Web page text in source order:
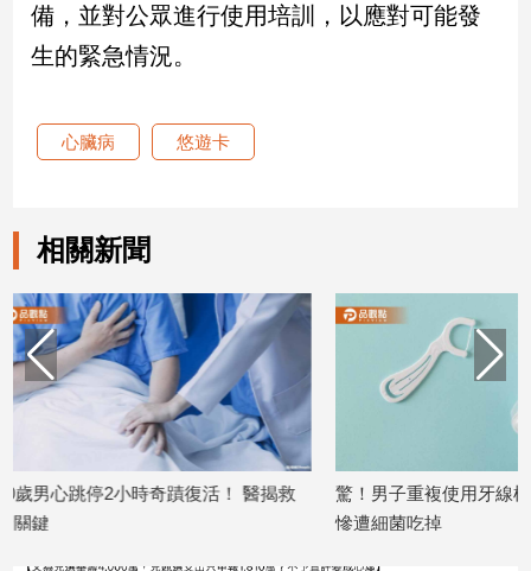
室
內
遊/
星
命
理
消
費
親
子/
感
備，並對公眾進行使用培訓，以應對可能發
生的緊急情況。
心臟病 悠遊卡
相關新聞
醫揭救
驚！男子重複使用牙線棒一週 心臟瓣膜
你知道「